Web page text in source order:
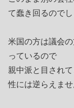
て蠢き回るのでし
米国の方は議会
っているので
親中派と目され
性には逆らえませ